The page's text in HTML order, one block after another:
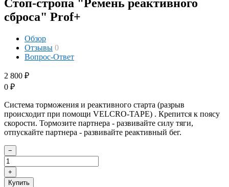
Стоп-стропа "Ремень реактивного
сброса" Prof+
Обзор
Отзывы 0
Вопрос-Ответ
2 800 ₽
0 ₽
Система торможения и реактивного старта (разрыв
происходит при помощи VELCRO-TAPE) . Крепится к поясу
скорости. Тормозите партнера - развивайте силу тяги,
отпускайте партнера - развивайте реактивный бег.
−
+
Купить